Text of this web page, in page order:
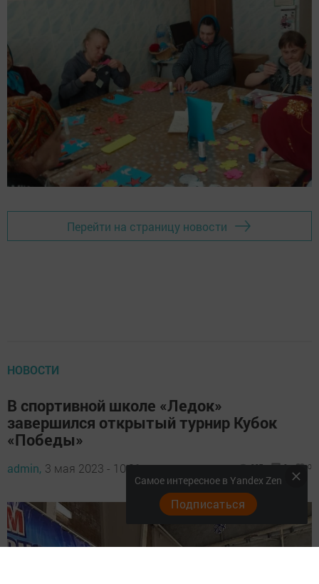
Перейти на страницу новости
НОВОСТИ
В спортивной школе «Ледок»
завершился открытый турнир Кубок
«Победы»
admin, 3 мая 2023 - 10:31 827 0 0
Самое интересное в Yandex Zen
Подписаться